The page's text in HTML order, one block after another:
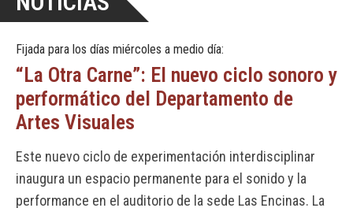
ADMISIÓN
ETAPA BÁSICA
CARRERAS
POSTGRADO
CREACIÓNE INVESTIGACIÓN
Fijada para los días miércoles a medio día:
“La Otra Carne”: El nuevo ciclo sonoro y
performático del Departamento de
Artes Visuales
Este nuevo ciclo de experimentación interdisciplinar
inaugura un espacio permanente para el sonido y la
performance en el auditorio de la sede Las Encinas. La